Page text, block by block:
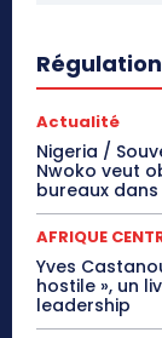
Régulation
Actualité
Nigeria /
Nwoko veut
bureaux
AFRIQUE
Yves
hostile », un
leadership